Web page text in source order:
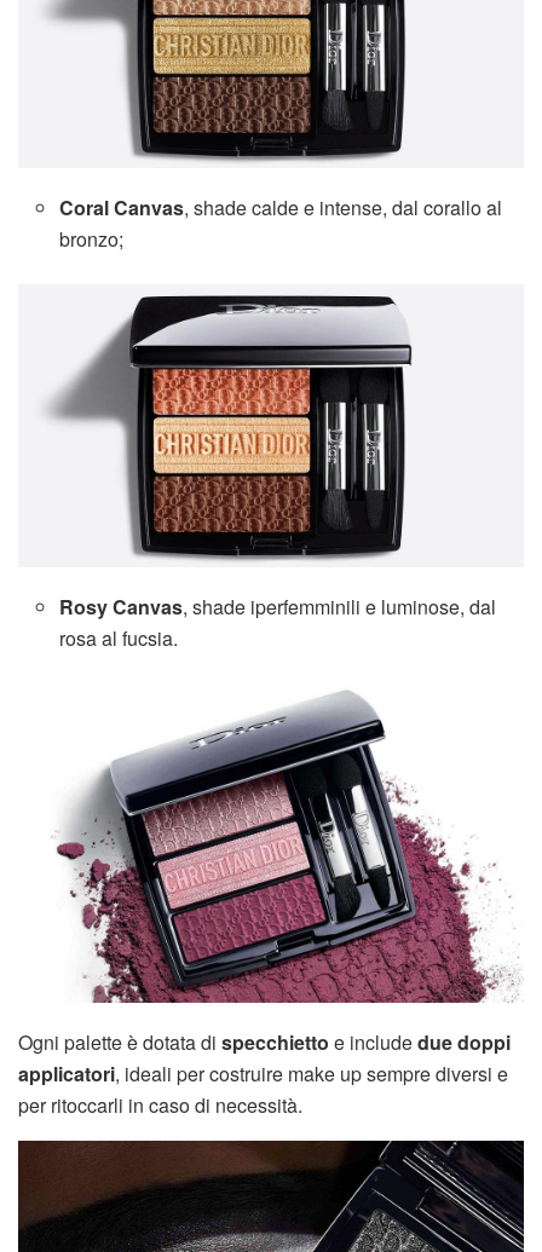
Coral Canvas, shade calde e intense, dal corallo al
bronzo;
Rosy Canvas, shade iperfemminili e luminose, dal
rosa al fucsia.
Ogni palette è dotata di specchietto e includedue doppi
applicatori, ideali per costruire make up sempre diversi e
per ritoccarli in caso di necessità.